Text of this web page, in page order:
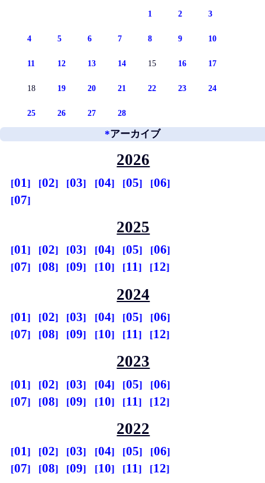
1 2 3
4 5 6 7 8 9 10
11 12 13 14 15 16 17
18 19 20 21 22 23 24
25 26 27 28
*アーカイブ
2026
01 02 03 04 05
06
07
2025
01 02 03 04 05
06
07
08 09 10 11 12
2024
01 02 03 04 05
06
07
08 09 10 11 12
2023
01 02 03 04 05
06
07
08 09 10 11 12
2022
01 02 03 04 05
06
07
08 09 10 11 12